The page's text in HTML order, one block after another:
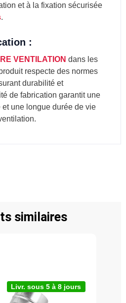
et à la fixation sécurisée
.
:
VENTILATION dans les
respecte des normes
durabilité et
de fabrication garantit une
une longue durée de vie
similaires
Livr. sous 5 à 8 jours